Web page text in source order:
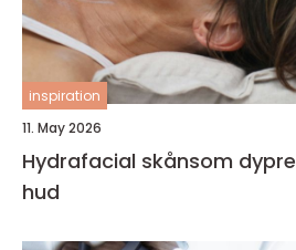
inspiration
11. May 2026
Hydrafacial skånsom dyprens for glødende
hud